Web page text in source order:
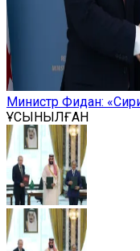
Министр Фидан:
ҰСЫНЫЛҒАН